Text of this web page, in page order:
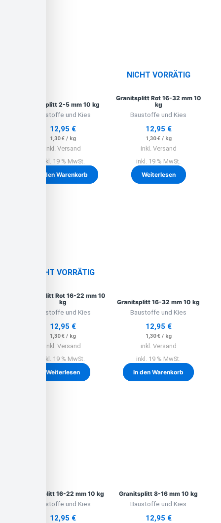
Streusplitt 2-5 mm 10 kg
Baustoffe und Kies
12,95 €
1,30€/ kg
inkl. Versand
inkl. 19 % MwSt.
In den Warenkorb
NICHT VORRÄTIG
Granitsplitt Rot 16-32 mm 10
kg
Baustoffe und Kies
12,95 €
1,30€/ kg
inkl. Versand
inkl. 19 % MwSt.
Weiterlesen
NICHT VORRÄTIG
Granitsplitt Rot 16-22 mm 10
kg
Baustoffe und Kies
12,95 €
1,30€/ kg
inkl. Versand
inkl. 19 % MwSt.
Weiterlesen
Granitsplitt 16-32 mm 10 kg
Baustoffe und Kies
12,95 €
1,30€/ kg
inkl. Versand
inkl. 19 % MwSt.
In den Warenkorb
Granitsplitt 16-22 mm 10 kg
Baustoffe und Kies
12,95 €
Granitsplitt 8-16 mm 10 kg
Baustoffe und Kies
12,95 €